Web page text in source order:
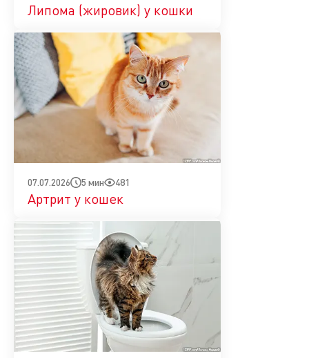
Липома (жировик) у кошки
07.07.2026 5 мин 481
Артрит у кошек